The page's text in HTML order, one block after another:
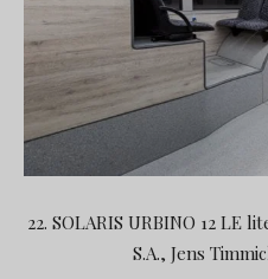
22. SOLARIS URBINO 12 LE
S.A., Jens